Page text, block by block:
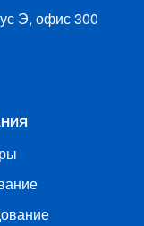
Э, офис 300